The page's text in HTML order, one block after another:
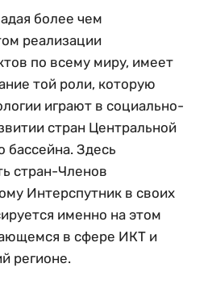
более чем
реализации
по всему миру, имеет
той роли, которую
играют в социально-
стран Центральной
бассейна. Здесь
стран-Членов
Интерспутник в своих
именно на этом
в сфере ИКТ и
регионе.